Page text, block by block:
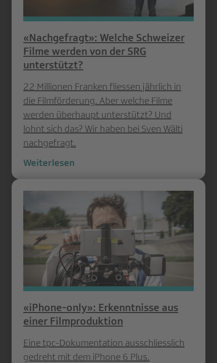
«Nachgefragt»: Welche Schweizer
Filme werden von der SRG
unterstützt?
22 Millionen Franken fliessen jährlich in
die Filmförderung. Aber welche Filme
werden überhaupt unterstützt? Und
lohnt sich das? Wir haben bei Sven Wälti
nachgefragt.
Weiterlesen
«iPhone-only»: Erkenntnisse aus
einer Filmproduktion
Eine tpc-Dokumentation ausschliesslich
gedreht mit dem iPhone 6 Plus.